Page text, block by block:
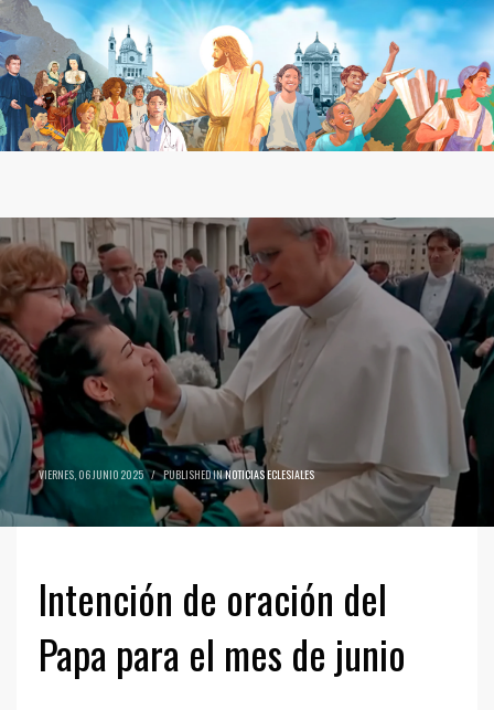
VIERNES, 06 JUNIO 2025 / PUBLISHED INNOTICIAS ECLESIALES
Intención de oración del
Papa para el mes de junio